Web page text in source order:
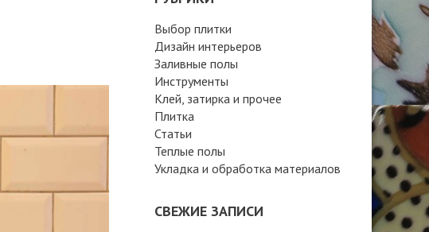
Выбор плитки
Дизайн интерьеров
Заливные полы
Инструменты
Клей, затирка и прочее
Плитка
Статьи
Теплые полы
Укладка и обработка материалов
СВЕЖИЕ ЗАПИСИ